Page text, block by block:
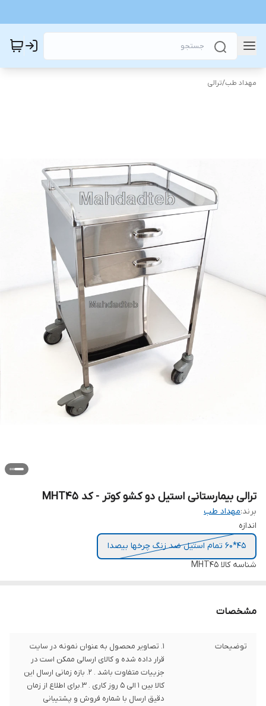
مهداد طب/ترالی
ترالی بیمارستانی استیل دو کشو کوتر - کد MHT45
برند:مهداد طب
اندازه
45*60 تمام استیل ضد زنگ چرخها بیصدا
شناسه کالا MHT45
مشخصات
توضیحات
1. تصاویر محصول به عنوان نمونه در سایت
قرار داده شده و کالای ارسالی ممکن است در
جزییات متفاوت باشد . 2. بازه زمانی ارسال این
کالا بین 1 الی 5 روز کاری . 3.برای اطلاع از زمان
دقیق ارسال با شماره فروش و پشتیبانی